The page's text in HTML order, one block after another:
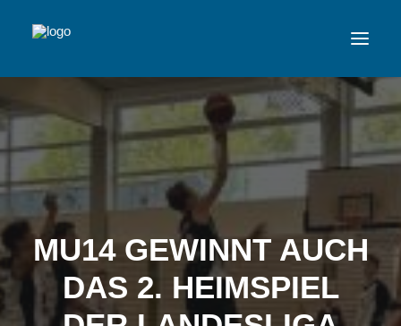
VFL
TEAMS
NEWSFEED
FAN-SHOP
VFL BENSHEIM
MU14 GEWINNT AUCH
DAS 2. HEIMSPIEL